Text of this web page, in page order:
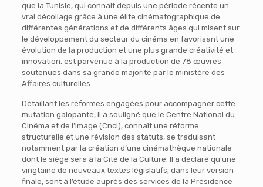
que la Tunisie, qui connait depuis une période récente un
vrai décollage grâce à une élite cinématographique de
différentes générations et de différents âges qui misent sur
le développement du secteur du cinéma en favorisant une
évolution de la production et une plus grande créativité et
innovation, est parvenue à la production de 78 œuvres
soutenues dans sa grande majorité par le ministère des
Affaires culturelles.
Détaillant les réformes engagées pour accompagner cette
mutation galopante, il a souligné que le Centre National du
Cinéma et de l’Image (Cnci), connaît une réforme
structurelle et une révision des statuts, se traduisant
notamment par la création d’une cinémathèque nationale
dont le siège sera à la Cité de la Culture. Il a déclaré qu’une
vingtaine de nouveaux textes législatifs, dans leur version
finale, sont à l’étude auprès des services de la Présidence